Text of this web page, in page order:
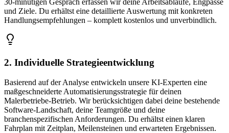
30-minütigen Gespräch erfassen wir deine Arbeitsabläufe, Engpässe
und Ziele. Du erhältst eine detaillierte Auswertung mit konkreten
Handlungsempfehlungen – komplett kostenlos und unverbindlich.
2. Individuelle Strategieentwicklung
Basierend auf der Analyse entwickeln unsere KI-Experten eine
maßgeschneiderte Automatisierungsstrategie für deinen
Malerbetriebe-Betrieb. Wir berücksichtigen dabei deine bestehende
Software-Landschaft, deine Teamgröße und deine
branchenspezifischen Anforderungen. Du erhältst einen klaren
Fahrplan mit Zeitplan, Meilensteinen und erwarteten Ergebnissen.